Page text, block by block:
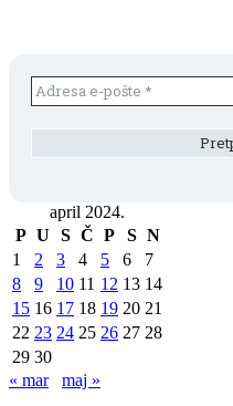
april 2024.
P U S Č P S N
1
2 3 4 5 6
7
8
9 10 11 12 13 14
15 16 17 18 19 20 21
22 23 24 25 26 27 28
29 30
« mar
maj »